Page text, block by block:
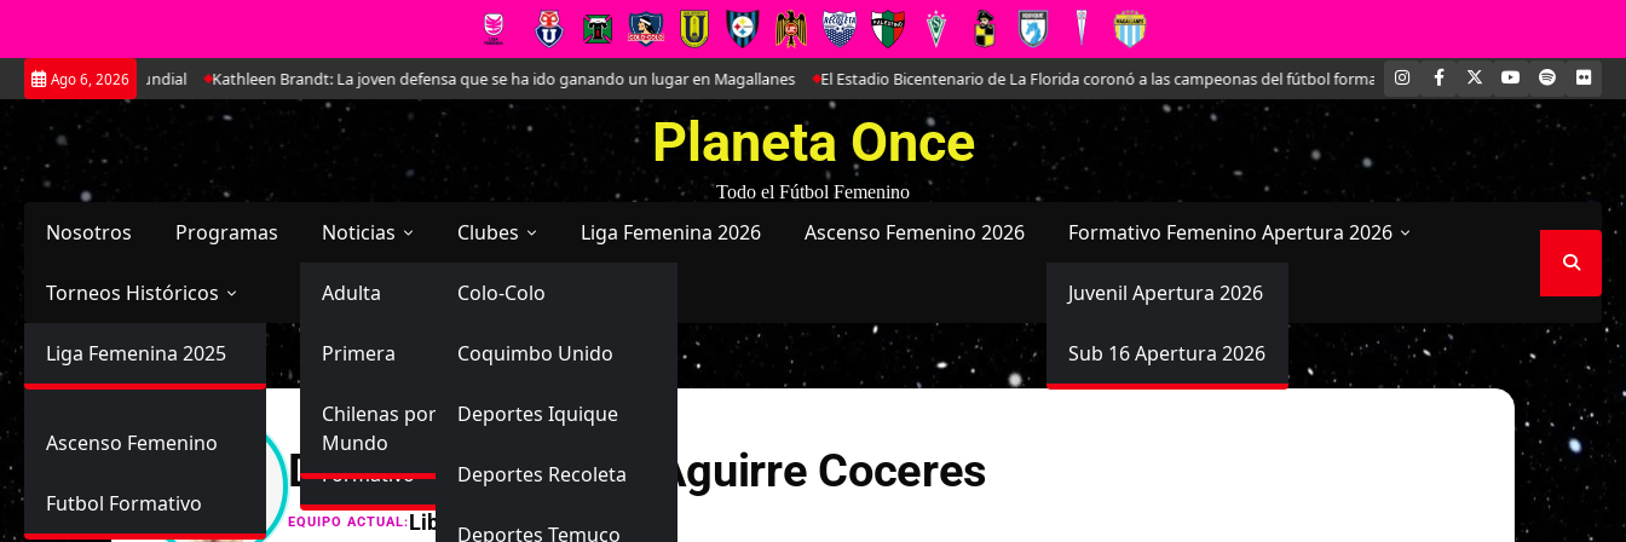
Saltar
al
contenido
Ago 6, 2026
para el Mundial Kathleen Brandt: La joven defensa que se ha ido ganando un lugar en Magallanes El Estadio Bicentenario de La Florida coronó a las campeonas del fútbol formativo femenino Conversamos en
INSTAGRAM
FACEBOOK YOUTUBE
SPOTIFY
Planeta Once
Todo el Fútbol Femenino
Nosotros Programas Noticias
Selección Chilena
Adulta
Sub-20
Sub-17
Futbol Nacional
Primera
Ascenso
Formativo
Futbol Internacional
Chilenas por el
Mundo
Clubes
Primera
Colo-Colo
Coquimbo Unido
Deportes Iquique
Deportes Recoleta
Deportes Temuco
Ascenso
Liga Femenina 2026 Ascenso Femenino 2026 Formativo Femenino Apertura 2026
Juvenil Apertura 2026
Sub 16 Apertura 2026
Torneos Históricos
Primera División
Femenina
Liga Femenina 2025
Ascenso Femenino
Futbol Formativo
Daniela Antonieta Aguirre Coceres
EQUIPO ACTUAL:Libre